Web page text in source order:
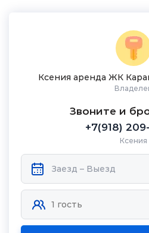
Ксения аренда ЖК
Звоните и
+7(918)
Ксения